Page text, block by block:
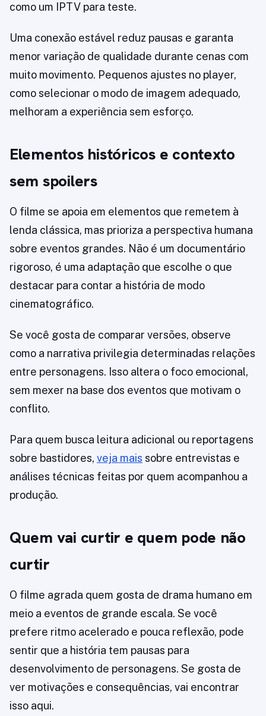
como um IPTV para teste.
Uma conexão estável reduz pausas e garanta
menor variação de qualidade durante cenas com
muito movimento. Pequenos ajustes no player,
como selecionar o modo de imagem adequado,
melhoram a experiência sem esforço.
Elementos históricos e contexto
sem spoilers
O filme se apoia em elementos que remetem à
lenda clássica, mas prioriza a perspectiva humana
sobre eventos grandes. Não é um documentário
rigoroso, é uma adaptação que escolhe o que
destacar para contar a história de modo
cinematográfico.
Se você gosta de comparar versões, observe
como a narrativa privilegia determinadas relações
entre personagens. Isso altera o foco emocional,
sem mexer na base dos eventos que motivam o
conflito.
Para quem busca leitura adicional ou reportagens
sobre bastidores, veja mais sobre entrevistas e
análises técnicas feitas por quem acompanhou a
produção.
Quem vai curtir e quem pode não
curtir
O filme agrada quem gosta de drama humano em
meio a eventos de grande escala. Se você
prefere ritmo acelerado e pouca reflexão, pode
sentir que a história tem pausas para
desenvolvimento de personagens. Se gosta de
ver motivações e consequências, vai encontrar
isso aqui.